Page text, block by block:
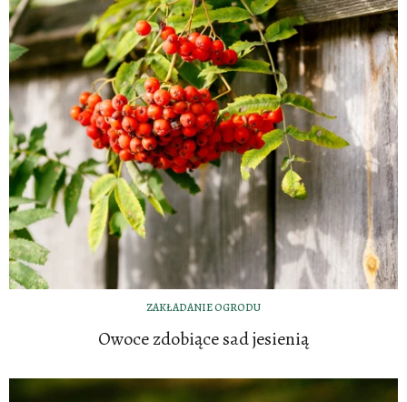
ZAKŁADANIE OGRODU
Owoce zdobiące sad jesienią